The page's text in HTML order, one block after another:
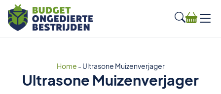
Home - Ultrasone Muizenverjager
Ultrasone Muizenverjager